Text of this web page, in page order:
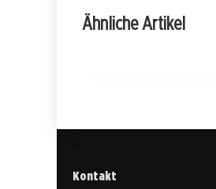
Ähnliche Artikel
Blitz schlägt ein:
Kontakt